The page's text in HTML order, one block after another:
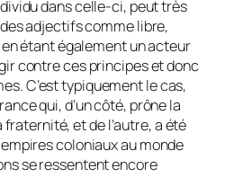
dans celle-ci, peut très
adjectifs comme libre,
étant également un acteur
contre ces principes et donc
C’est typiquement le cas,
qui, d’un côté, prône la
fraternité, et de l’autre, a été
empires coloniaux au monde
se ressentent encore